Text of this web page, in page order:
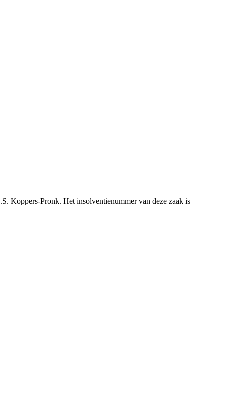
Koppers-Pronk. Het insolventienummer van deze zaak is